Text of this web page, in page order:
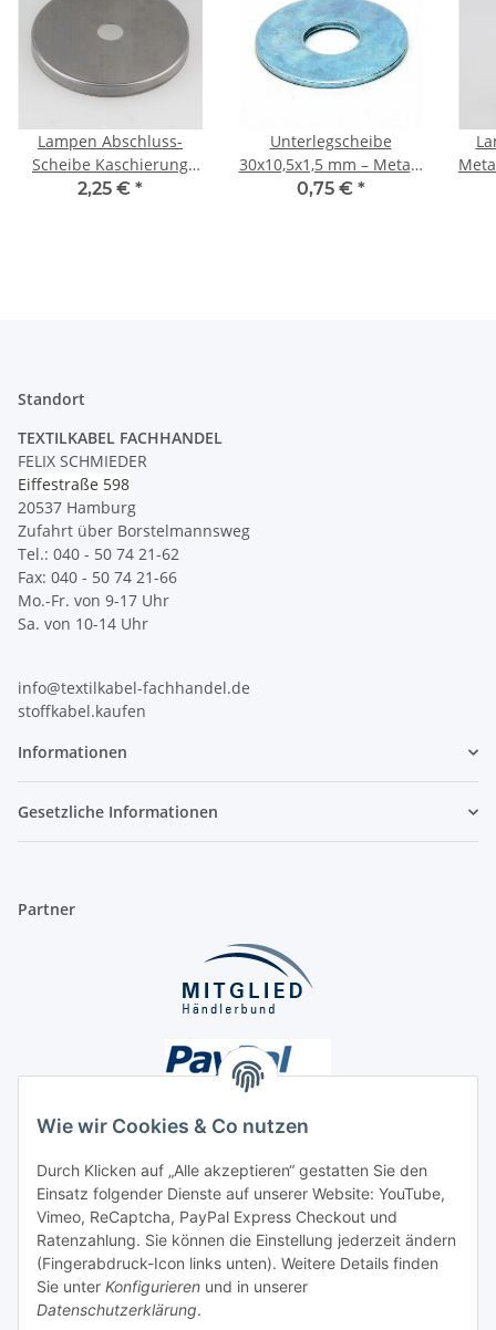
Wie wir Cookies & Co nutzen
Durch Klicken auf „Alle akzeptieren“ gestatten Sie den
Einsatz folgender Dienste auf unserer Website: YouTube,
Vimeo, ReCaptcha, PayPal Express Checkout und
Ratenzahlung. Sie können die Einstellung jederzeit ändern
(Fingerabdruck-Icon links unten). Weitere Details finden
Sie unter Konfigurieren und in unserer
Datenschutzerklärung.
Lampen Abschluss-
Scheibe Kaschierung
Zierkappe 61x6mm
2,25 € *
Unterlegscheibe
30x10,5x1,5 mm – Metall,
verzinkt (für M10
0,75 € *
Standort
TEXTILKABEL FACHHANDEL
FELIX SCHMIEDER
Eiffestraße 598
20537 Hamburg
Zufahrt über Borstelmannsweg
Tel.: 040 - 50 74 21-62
Fax: 040 - 50 74 21-66
Mo.-Fr. von 9-17 Uhr
Sa. von 10-14 Uhr
info@textilkabel-fachhandel.de
stoffkabel.kaufen
Informationen
Gesetzliche Informationen
Partner
Unsere Seiten
Social Media